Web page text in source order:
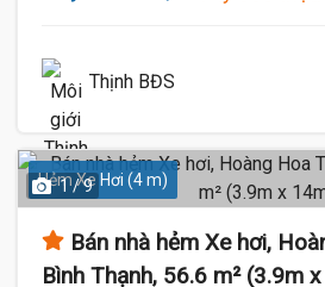
Thịnh BĐS
Hẻm Xe Hơi (4 m)
1 / 9
Bán nhà hẻm Xe hơi,
Bình Thạnh, 56.6 m² (3.9m